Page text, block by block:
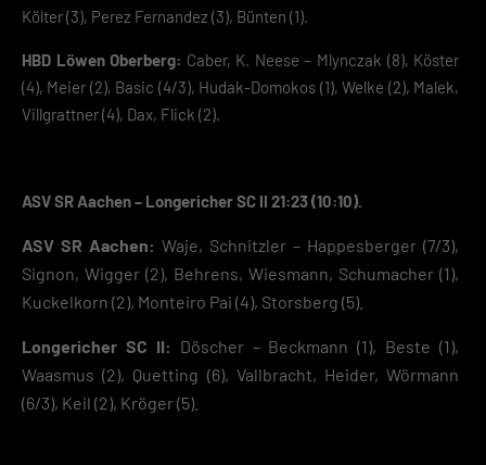
Költer (3), Perez Fernandez (3), Bünten (1).
HBD Löwen Oberberg: Caber, K. Neese – Mlynczak (8), Köster
(4), Meier (2), Basic (4/3), Hudak-Domokos (1), Welke (2), Malek,
Villgrattner (4), Dax, Flick (2).
ASV SR Aachen – Longericher SC II 21:23 (10:10).
ASV SR Aachen: Waje, Schnitzler – Happesberger (7/3),
Signon, Wigger (2), Behrens, Wiesmann, Schumacher (1),
Kuckelkorn (2), Monteiro Pai (4), Storsberg (5).
Longericher SC II: Döscher – Beckmann (1), Beste (1),
Waasmus (2), Quetting (6), Vallbracht, Heider, Wörmann
(6/3), Keil (2), Kröger (5).